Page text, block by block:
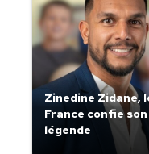
Zinedine Zidane,
France confie
légende